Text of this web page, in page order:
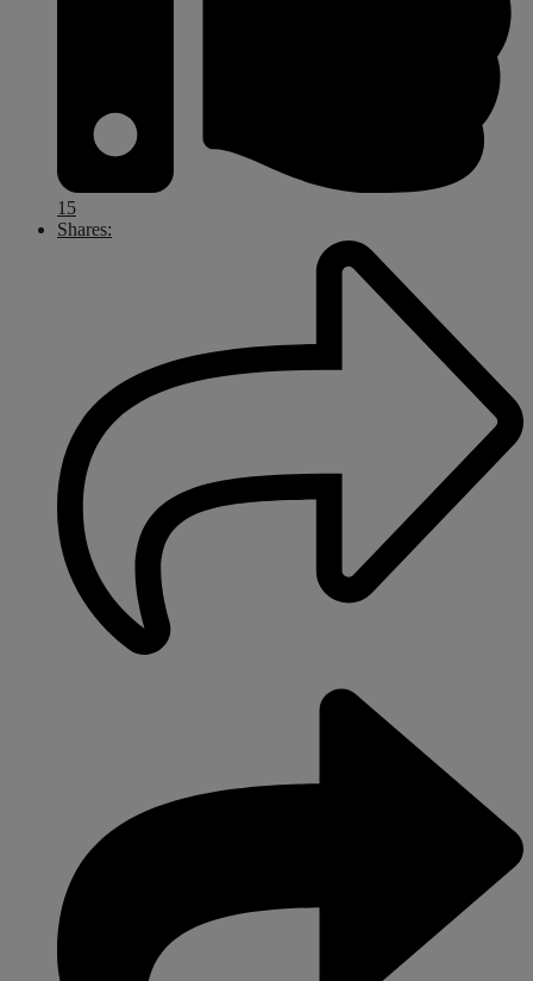
15
Shares: